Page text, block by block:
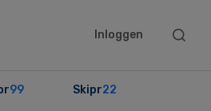
Inloggen
Search
99 Skipr22